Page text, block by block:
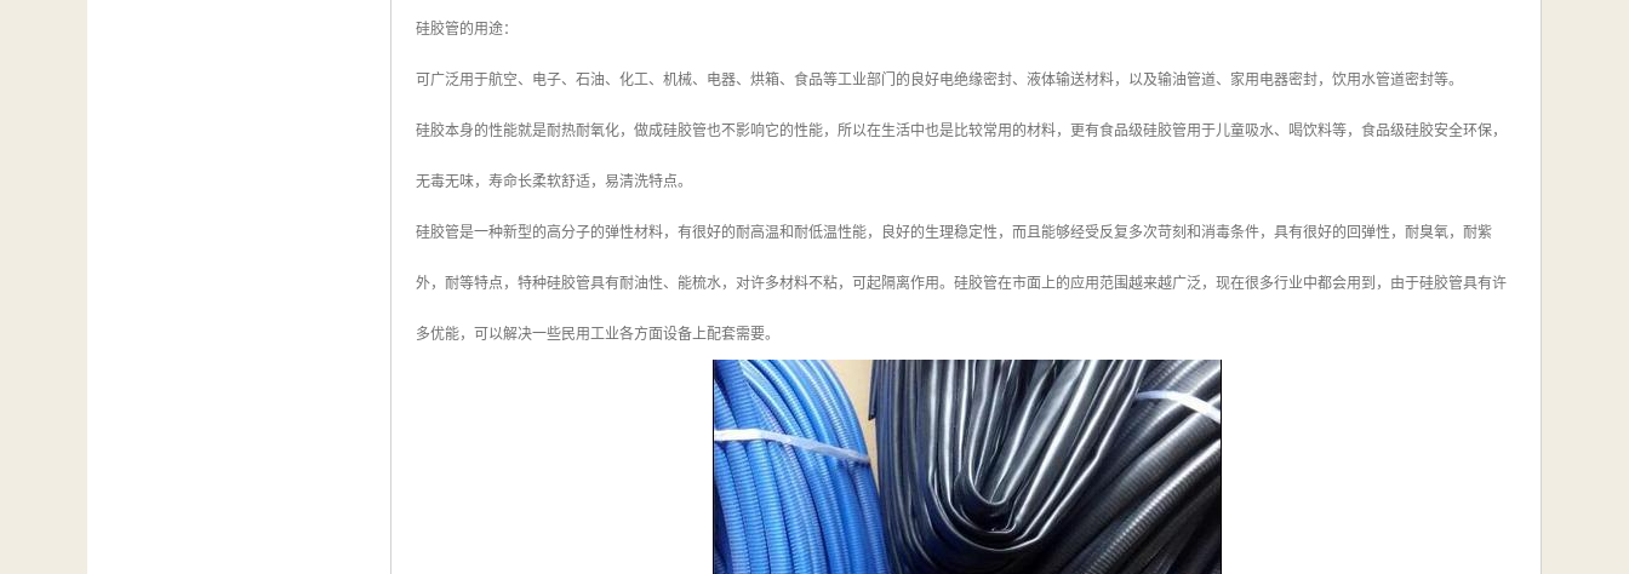
硅胶管的用途：
可广泛用于航空、电子、石油、化工、机械、电器、烘箱、食品等工业部门的良好电绝缘密封、液体输送材料，以及输油管道、家用电器密封，饮用水管道密封等。
硅胶本身的性能就是耐热耐氧化，做成硅胶管也不影响它的性能，所以在生活中也是比较常用的材料，更有食品级硅胶管用于儿童吸水、喝饮料等，食品级硅胶安全环保，
无毒无味，寿命长柔软舒适，易清洗特点。
硅胶管是一种新型的高分子的弹性材料，有很好的耐高温和耐低温性能，良好的生理稳定性，而且能够经受反复多次苛刻和消毒条件，具有很好的回弹性，耐臭氧，耐紫
外，耐等特点，特种硅胶管具有耐油性、能梳水，对许多材料不粘，可起隔离作用。硅胶管在市面上的应用范围越来越广泛，现在很多行业中都会用到，由于硅胶管具有许
多优能，可以解决一些民用工业各方面设备上配套需要。